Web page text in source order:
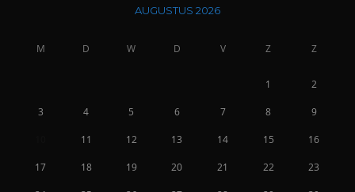
AUGUSTUS 2026
M D W D V Z Z
1 2
3 4 5 6 7 8 9
11 12 13 14 15 16
17 18 19 20 21 22 23